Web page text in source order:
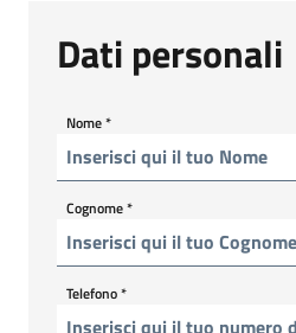
Dati personali
Nome*
Cognome*
Telefono*